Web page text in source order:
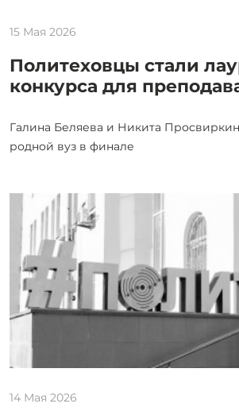
15 Мая 2026
Политеховцы стали
конкурса для
Галина Беляева и Никита
родной вуз в финале
14 Мая 2026